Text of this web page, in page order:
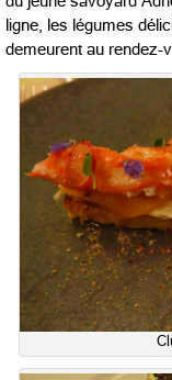
ligne, les légumes
demeurent au rendez-